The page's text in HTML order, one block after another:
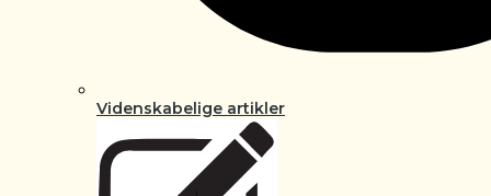
Videnskabelige artikler